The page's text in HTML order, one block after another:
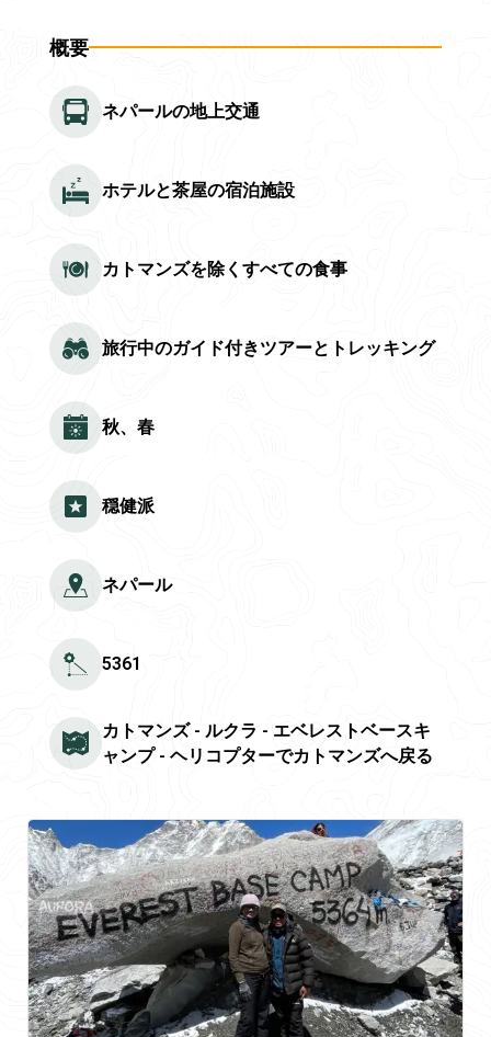
概要
ネパールの地上交通
ホテルと茶屋の宿泊施設
カトマンズを除くすべての食事
旅行中のガイド付きツアーとトレッキング
秋、春
穏健派
ネパール
5361
カトマンズ - ルクラ - エベレストベースキ
ャンプ - ヘリコプターでカトマンズへ戻る